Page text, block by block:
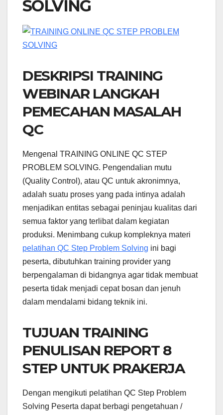
SOLVING
DESKRIPSI TRAINING
WEBINAR LANGKAH
PEMECAHAN MASALAH
QC
Mengenal TRAINING ONLINE QC STEP
PROBLEM SOLVING. Pengendalian mutu
(Quality Control), atau QC untuk akronimnya,
adalah suatu proses yang pada intinya adalah
menjadikan entitas sebagai peninjau kualitas dari
semua faktor yang terlibat dalam kegiatan
produksi. Menimbang cukup kompleknya materi
pelatihan QC Step Problem Solving ini bagi
peserta, dibutuhkan training provider yang
berpengalaman di bidangnya agar tidak membuat
peserta tidak menjadi cepat bosan dan jenuh
dalam mendalami bidang teknik ini.
TUJUAN TRAINING
PENULISAN REPORT 8
STEP UNTUK PRAKERJA
Dengan mengikuti pelatihan QC Step Problem
Solving Peserta dapat berbagi pengetahuan /